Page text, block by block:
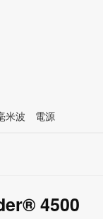
米波
電源
4500